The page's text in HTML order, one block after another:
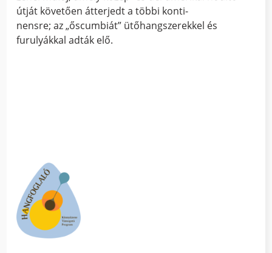
útját követően átterjedt a többi konti-
nensre; az „őscumbiát” ütőhangszerekkel és
furulyákkal adták elő.